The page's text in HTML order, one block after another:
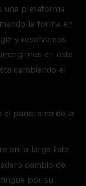
una plataforma
la forma en
y resolvemos
en este
cambiando el
el panorama de la
en la larga lista
cambio de
por su